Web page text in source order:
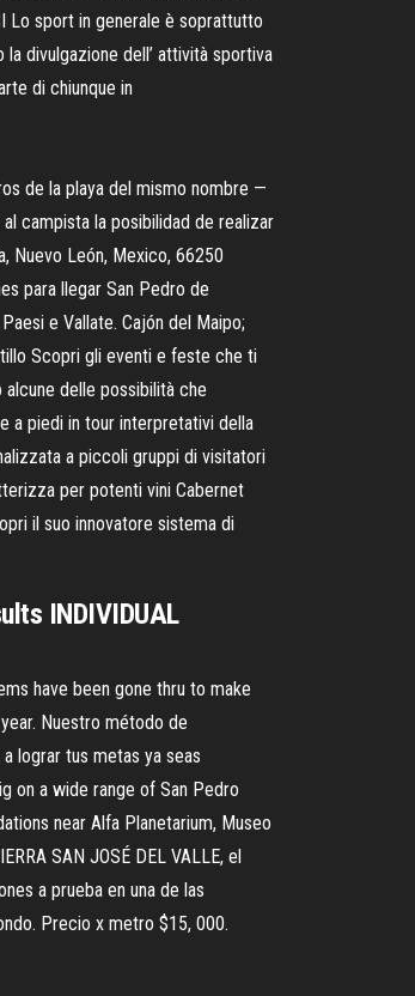
Lo sport in generale è soprattutto
divulgazione dell’ attività sportiva
di chiunque in
de la playa del mismo nombre —
campista la posibilidad de realizar
Nuevo León, Mexico, 66250
para llegar San Pedro de
e Vallate. Cajón del Maipo;
Scopri gli eventi e feste che ti
delle possibilità che
a piedi in tour interpretativi della
a piccoli gruppi di visitatori
per potenti vini Cabernet
il suo innovatore sistema di
INDIVIDUAL
have been gone thru to make
Nuestro método de
lograr tus metas ya seas
on a wide range of San Pedro
near Alfa Planetarium, Museo
SAN JOSÉ DEL VALLE, el
a prueba en una de las
Precio x metro $15, 000.